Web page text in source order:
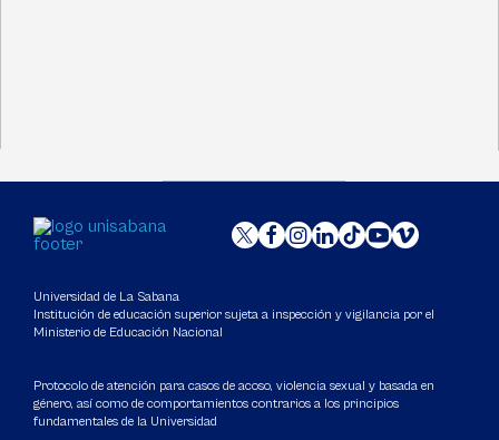
Universidad de La Sabana
Institución de educación superior sujeta a inspección y vigilancia por el
Ministerio de Educación Nacional
Protocolo de atención para casos de acoso, violencia sexual y basada en
género, así como de comportamientos contrarios a los principios
fundamentales de la Universidad